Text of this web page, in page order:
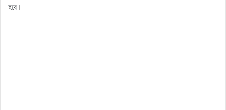
হবে।